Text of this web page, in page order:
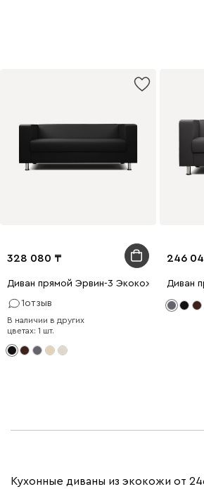
328 080
Диван прямой Эрвин-3 Экокожа Черный
1отзыв
В наличии в других
цветах: 1 шт.
246
Диван
Кухонные диваны из экокожи от